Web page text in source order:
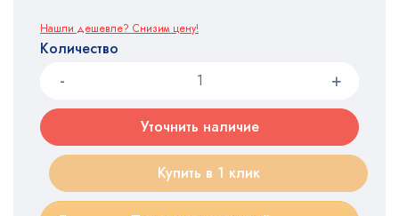
Нашли дешевле? Снизим цену!
Количество
Уточнить наличие
Купить в 1 клик